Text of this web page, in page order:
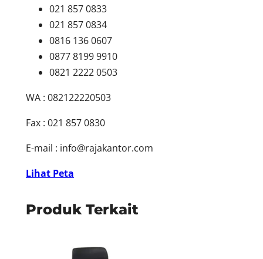
021 857 0833
021 857 0834
0816 136 0607
0877 8199 9910
0821 2222 0503
WA : 082122220503
Fax : 021 857 0830
E-mail : info@rajakantor.com
Lihat Peta
Produk Terkait